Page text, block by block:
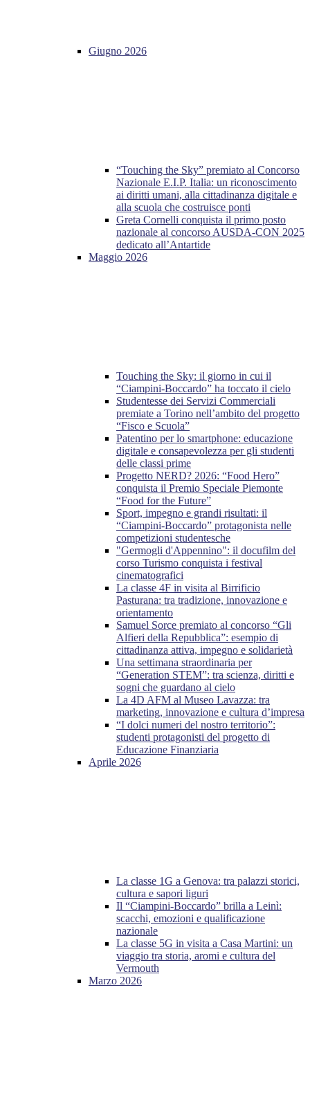
Giugno 2026
“Touching the Sky” premiato al Concorso
Nazionale E.I.P. Italia: un riconoscimento
ai diritti umani, alla cittadinanza digitale e
alla scuola che costruisce ponti
Greta Cornelli conquista il primo posto
nazionale al concorso AUSDA-CON 2025
dedicato all’Antartide
Maggio 2026
Touching the Sky: il giorno in cui il
“Ciampini-Boccardo” ha toccato il cielo
Studentesse dei Servizi Commerciali
premiate a Torino nell’ambito del progetto
“Fisco e Scuola”
Patentino per lo smartphone: educazione
digitale e consapevolezza per gli studenti
delle classi prime
Progetto NERD? 2026: “Food Hero”
conquista il Premio Speciale Piemonte
“Food for the Future”
Sport, impegno e grandi risultati: il
“Ciampini-Boccardo” protagonista nelle
competizioni studentesche
"Germogli d'Appennino": il docufilm del
corso Turismo conquista i festival
cinematografici
La classe 4F in visita al Birrificio
Pasturana: tra tradizione, innovazione e
orientamento
Samuel Sorce premiato al concorso “Gli
Alfieri della Repubblica”: esempio di
cittadinanza attiva, impegno e solidarietà
Una settimana straordinaria per
“Generation STEM”: tra scienza, diritti e
sogni che guardano al cielo
La 4D AFM al Museo Lavazza: tra
marketing, innovazione e cultura d’impresa
“I dolci numeri del nostro territorio”:
studenti protagonisti del progetto di
Educazione Finanziaria
Aprile 2026
La classe 1G a Genova: tra palazzi storici,
cultura e sapori liguri
Il “Ciampini-Boccardo” brilla a Leinì:
scacchi, emozioni e qualificazione
nazionale
La classe 5G in visita a Casa Martini: un
viaggio tra storia, aromi e cultura del
Vermouth
Marzo 2026